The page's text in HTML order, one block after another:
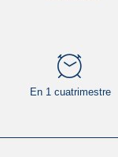
En 1 cuatrimestre